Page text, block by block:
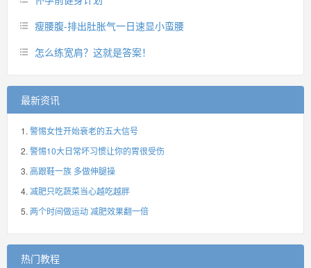
瘦腰腹-排出肚胀气一日速显小蛮腰
怎么练宽肩？这就是答案！
最新资讯
警惕女性开始衰老的五大信号
警惕10大日常坏习惯让你的胃很受伤
高跟鞋一族 多做伸腿操
减肥只吃蔬菜当心越吃越胖
两个时间做运动 减肥效果翻一倍
热门教程